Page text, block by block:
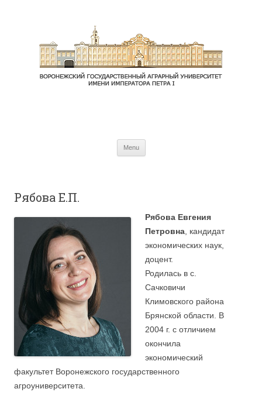
Menu
Рябова Е.П.
Рябова Евгения
Петровна , кандидат
экономических наук,
доцент.
Родилась в с.
Сачковичи
Климовского района
Брянской области. В
2004 г. с отличием
окончила
экономический
факультет Воронежского государственного
агроуниверситета.